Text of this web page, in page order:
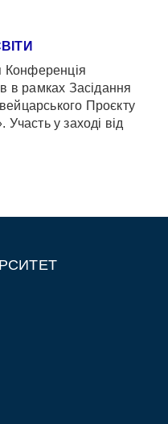
Конференція
в рамках Засідання
Проєкту
Участь у заході від